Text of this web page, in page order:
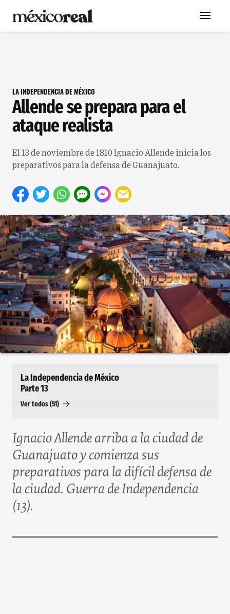
LA INDEPENDENCIA DE MÉXICO
Allende se prepara para el
ataque realista
El 13 de noviembre de 1810 Ignacio Allende inicia los
preparativos para la defensa de Guanajuato.
La Independencia de México
Parte 13
Ver todos (51)
Ignacio Allende arriba a la ciudad de
Guanajuato y comienza sus
preparativos para la difícil defensa de
la ciudad. Guerra de Independencia
(13).